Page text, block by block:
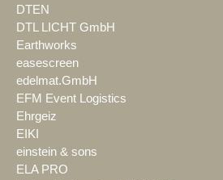
DTEN
DTL LICHT GmbH
Earthworks
easescreen
edelmat.GmbH
EFM Event Logistics
Ehrgeiz
EIKI
einstein & sons
ELA PRO